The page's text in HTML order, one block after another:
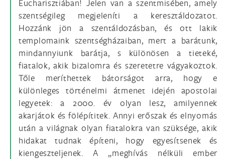
Eucharisztiában! Jelen van a szentmisében, amely
szentségileg megjeleníti a keresztáldozatot.
Hozzánk jön a szentáldozásban, és ott lakik
templomaink szentségházaiban, mert a barátunk,
mindannyiunk barátja, s különösen a tieteké,
fiatalok, akik bizalomra és szeretetre vágyakoztok.
Tőle meríthettek bátorságot arra, hogy e
különleges történelmi átmenet idején apostolai
legyetek: a 2000. év olyan lesz, amilyennek
akarjátok és fölépítitek. Annyi erőszak és elnyomás
után a világnak olyan fiatalokra van szüksége, akik
hidakat tudnak építeni, hogy egyesítsenek és
kiengeszteljenek. A „meghívás nélküli ember